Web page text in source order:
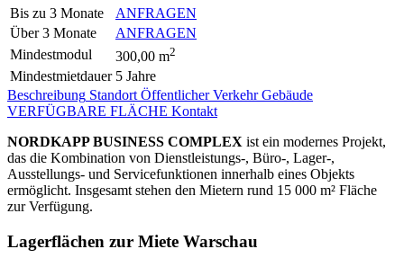
Bis zu 3 Monate
ANFRAGEN
Über 3 Monate
ANFRAGEN
Mindestmodul
300,00 m2
Mindestmietdauer 5 Jahre
Beschreibung Standort Öffentlicher Verkehr Gebäude
VERFÜGBARE FLÄCHE Kontakt
NORDKAPP BUSINESS COMPLEX ist ein modernes Projekt,
das die Kombination von Dienstleistungs-, Büro-, Lager-,
Ausstellungs- und Servicefunktionen innerhalb eines Objekts
ermöglicht. Insgesamt stehen den Mietern rund 15 000 m² Fläche
zur Verfügung.
Lagerflächen zur Miete Warschau